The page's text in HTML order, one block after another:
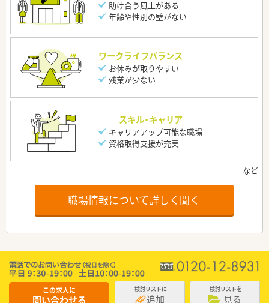
助け合う風土がある
年齢や性別の壁がない
ワークライフバランス
お休みが取りやすい
残業が少ない
スキル・キャリア
キャリアアップ可能な職場
資格取得支援が充実
職場情報について詳しく聞く
この求人に
問い合わせる
検討リストに
追加
検討リストを
見る